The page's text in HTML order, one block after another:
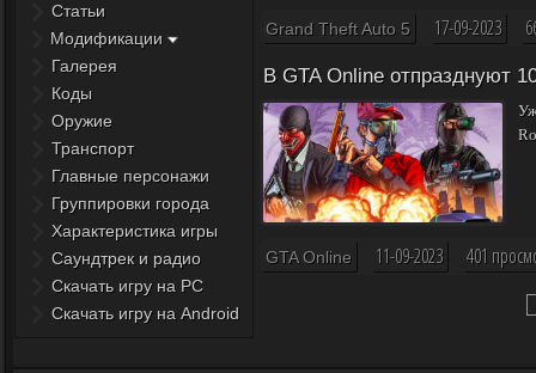
Статьи
Модификации
Галерея
Коды
Оружие
Транспорт
Главные персонажи
Группировки города
Характеристика игры
Саундтрек и радио
Скачать игру на PC
Скачать игру на Android
Grand Theft Auto 5 17-09-2023
В GTA Online отпразднуют
GTA Online 11-09-2023 401